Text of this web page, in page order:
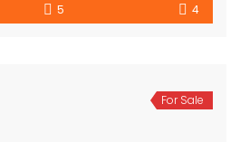
5 4
For Sale